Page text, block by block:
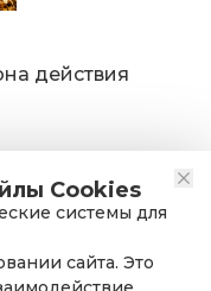
Cookies
системы для
сайта. Это
действия